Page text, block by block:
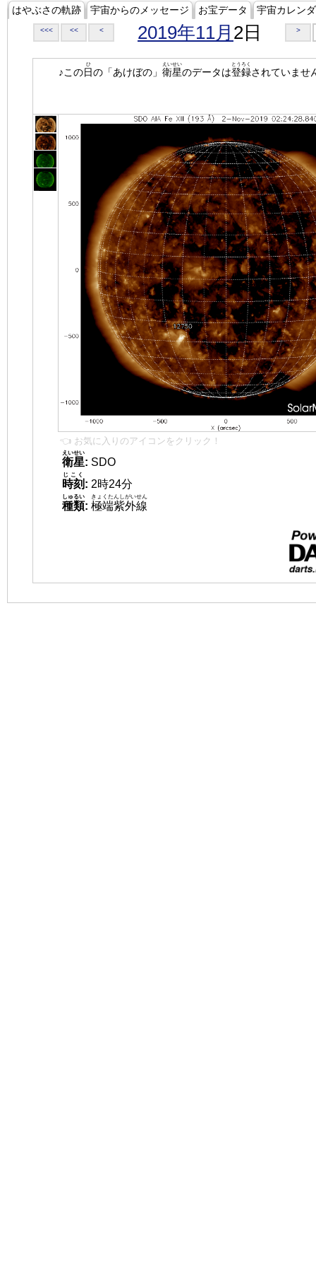
はやぶさの軌跡 宇宙からのメッセージ お宝データ 宇宙カレン
<<< << < 2019年11月 2日 >
♪この日
ひ
の「あけぼの」 衛星
えいせい
のデータは登録
とうろく
されていませ
👈 お気に入りのアイコンをクリック！
衛星
えいせい
: SDO
時刻
じこく
: 2時24分
種類
しゅるい
: 極端紫外線
きょくたんしがいせん